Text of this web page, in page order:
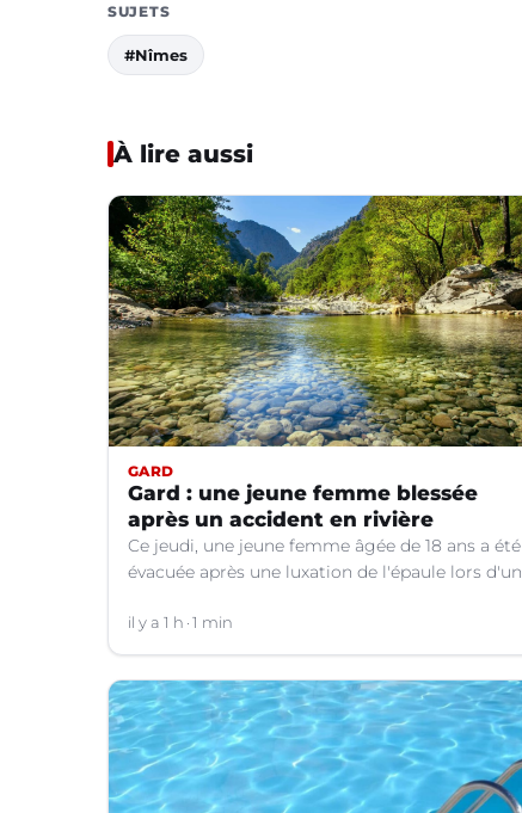
SUJETS
#Nîmes
À lire aussi
GARD
Gard : une jeune femme blessée
après un accident en rivière
Ce jeudi, une jeune femme âgée de 18 ans a été
évacuée après une luxation de l'épaule lors d'un
Valborgne (Gard).
il y a 1 h 1 min